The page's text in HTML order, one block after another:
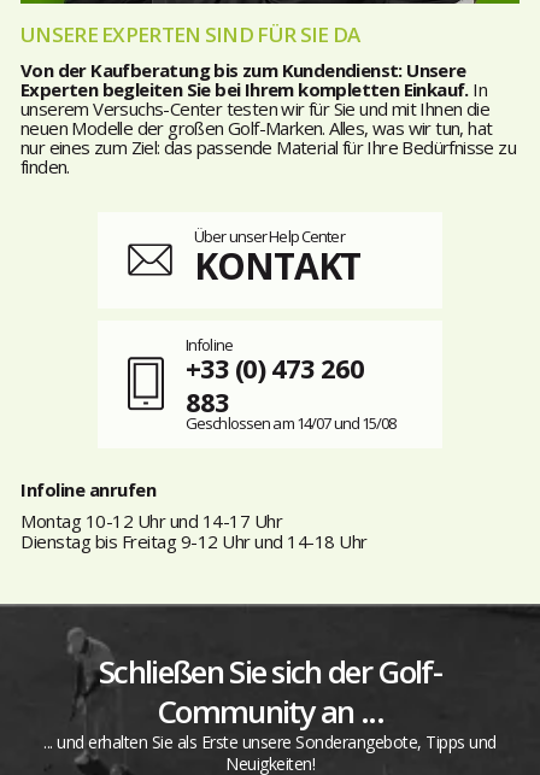
UNSERE EXPERTEN SIND FÜR SIE DA
Von der Kaufberatung bis zum Kundendienst: Unsere
Experten begleiten Sie bei Ihrem kompletten Einkauf.In
unserem Versuchs-Center testen wir für Sie und mit Ihnen die
neuen Modelle der großen Golf-Marken. Alles, was wir tun, hat
nur eines zum Ziel: das passende Material für Ihre Bedürfnisse zu
finden.
Über unser Help Center
KONTAKT
Infoline
+33 (0) 473 260
883
Geschlossen am 14/07 und 15/08
Infoline anrufen
Montag 10-12 Uhr und 14-17 Uhr
Dienstag bis Freitag 9-12 Uhr und 14-18 Uhr
Schließen Sie sich der Golf-
Community an ...
... und erhalten Sie als Erste unsere Sonderangebote, Tipps und
Neuigkeiten!